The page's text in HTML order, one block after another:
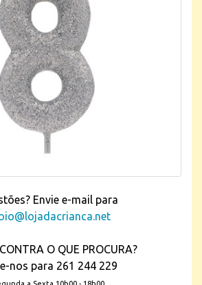
Envie e-mail para
O QUE PROCURA?
nos para 261 244 229